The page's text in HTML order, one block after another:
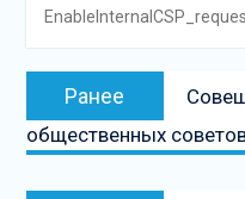
Навигация
записям
Ранее
запись:
общественных